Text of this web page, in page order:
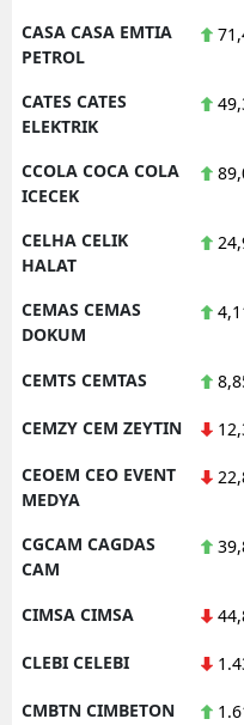
CASA CASA EMTIA
PETROL
CATES CATES
ELEKTRIK
CCOLA COCA COLA
ICECEK
CELHA CELIK
HALAT
CEMAS CEMAS
DOKUM
CEMTS CEMTAS
CEMZY CEM ZEYTIN
CEOEM CEO EVENT
MEDYA
CGCAM CAGDAS
CAM
CIMSA CIMSA
CLEBI CELEBI
CMBTN CIMBETON